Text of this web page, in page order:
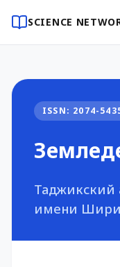
SCIENCE
ISSN: 2074-
Таджикский
имени